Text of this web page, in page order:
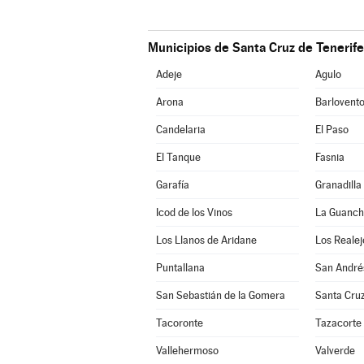
Municipios de Santa Cruz de Tenerife
Adeje Agulo
Arona Barlovento
Candelaria El Paso
El Tanque Fasnia
Garafía Granadilla
Icod de los Vinos La
Los Llanos de Aridane Los
Puntallana San
San Sebastián de la Gomera Santa
Tacoronte Tazacorte
Vallehermoso Valverde